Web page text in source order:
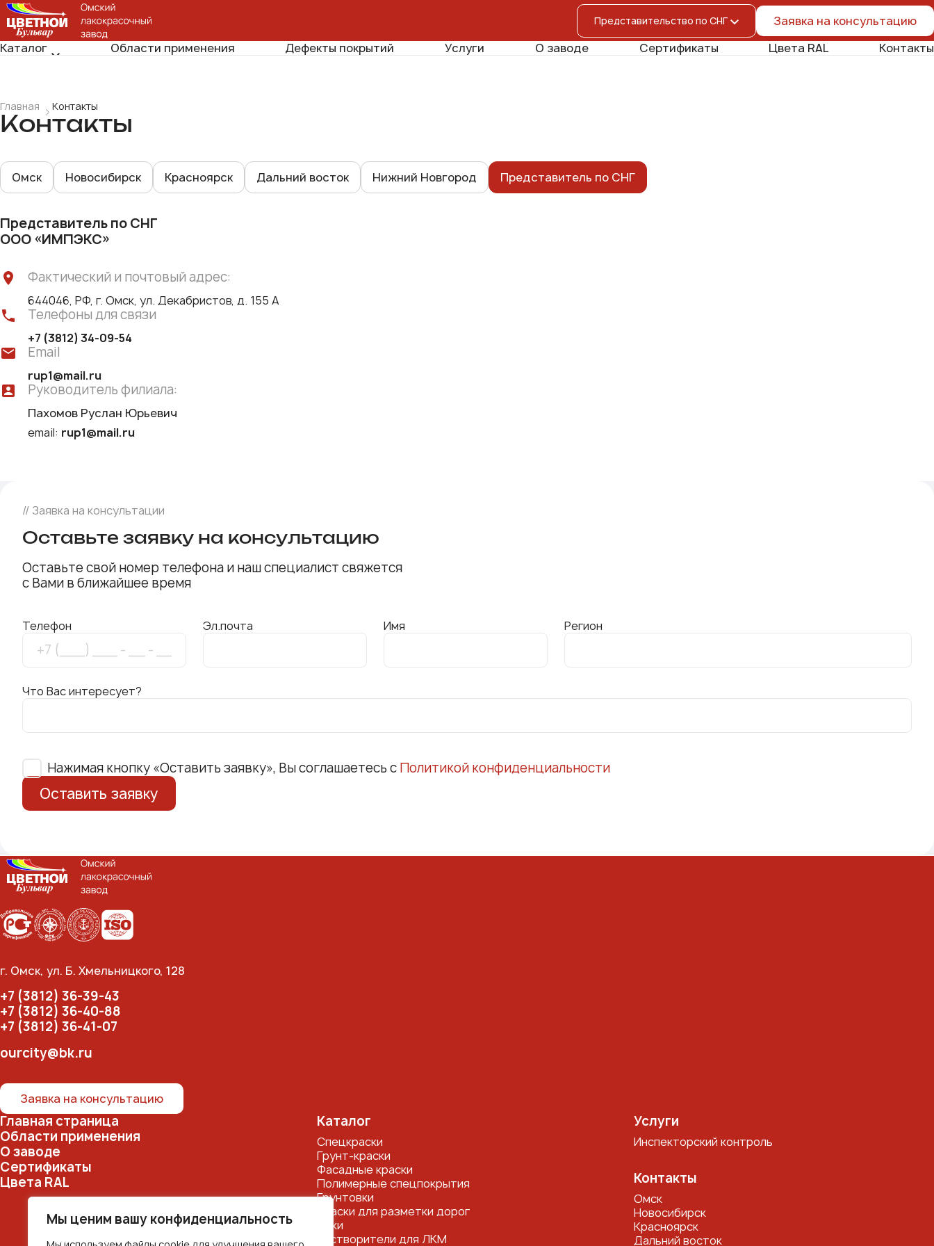
Мы ценим вашу конфиденциальность
Заявка на консультацию
Каталог
Области применения Дефекты покрытий Услуги О заводе Сертификаты Цвета RAL Контакты
Главная Контакты
Контакты
Омск Новосибирск Красноярск Дальний восток Нижний Новгород Представитель по СНГ
Представитель по СНГ
ООО «ИМПЭКС»
Фактический и почтовый адрес:
644046, РФ, г. Омск, ул. Декабристов, д. 155 А
Телефоны для связи
+7 (3812) 34-09-54
Email
rup1@mail.ru
Руководитель филиала:
Пахомов Руслан Юрьевич
email: rup1@mail.ru
// Заявка на консультации
Оставьте заявку на консультацию
Оставьте свой номер телефона и наш специалист свяжется
с Вами в ближайшее время
Телефон Эл.почта Имя Регион
Что Вас интересует?
Нажимая кнопку «Оставить заявку», Вы соглашаетесь с Политикой конфиденциальности
г. Омск, ул. Б. Хмельницкого, 128
+7 (3812) 36-39-43
+7 (3812) 36-40-88
+7 (3812) 36-41-07
ourcity@bk.ru
Заявка на консультацию
Главная страница
Области применения
О заводе
Сертификаты
Цвета RAL
Каталог
Спецкраски
Грунт-краски
Фасадные краски
Полимерные спецпокрытия
Грунтовки
Краски для разметки дорог
Лаки
Растворители для ЛКМ
Услуги
Инспекторский контроль
Контакты
Омск
Новосибирск
Красноярск
Дальний восток